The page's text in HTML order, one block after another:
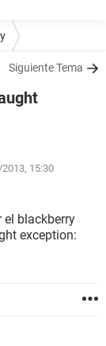
Siguiente Tema
15:30
el blackberry
exception: